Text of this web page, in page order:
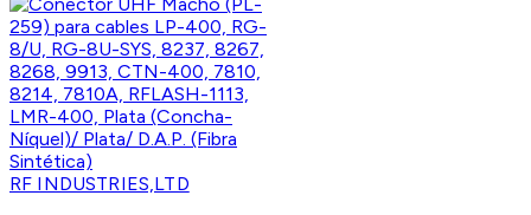
RF INDUSTRIES,LTD